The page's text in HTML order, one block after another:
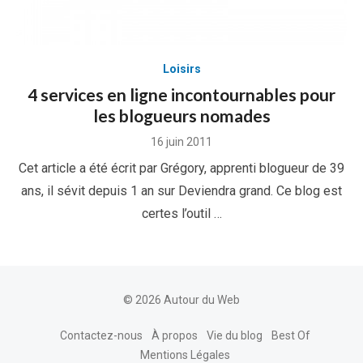
Loisirs
4 services en ligne incontournables pour
les blogueurs nomades
Posted
16 juin 2011
Cet article a été écrit par Grégory, apprenti blogueur de 39
ans, il sévit depuis 1 an sur Deviendra grand. Ce blog est
certes l’outil …
© 2026 Autour du Web
Contactez-nous À propos Vie du blog
Best Of
Mentions Légales